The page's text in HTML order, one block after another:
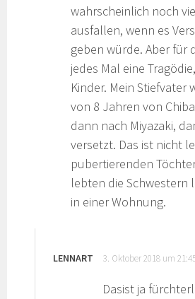
wahrscheinlich noch
ausfallen, wenn es
geben würde. Aber für
jedes Mal eine
Kinder. Mein Stiefvater
von 8 Jahren von
dann nach Miyazaki,
versetzt. Das ist nicht
pubertierenden
lebten die Schwestern
in einer Wohnung.
LENNART 3. Oktober 2018 um
Dasist ja